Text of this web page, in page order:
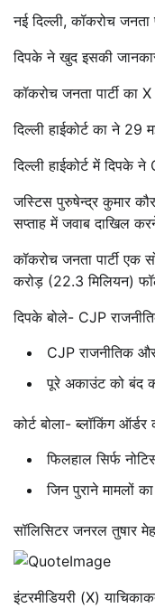
नई दिल्ली,कॉकरोच जनता
दिपके ने खुद इसकी
कॉकरोच जनता पार्टी का
दिल्ली हाईकोर्ट का ने
दिल्ली हाईकोर्ट में दिपके
जस्टिस पुरुषेन्द्र कुमार
सप्ताह में जवाब दाखिल
कॉकरोच जनता पार्टी एक
करोड़ (22.3 मिलियन)
दिपके बोले- CJP
CJP राजनीतिक
पूरे अकाउंट को बंद
कोर्ट बोला- ब्लॉकिंग
फिलहाल सिर्फ
जिन पुराने मामलों
सॉलिसिटर जनरल तुषार
इंटरमीडियरी (X)